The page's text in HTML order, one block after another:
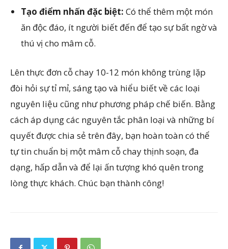
Tạo điểm nhấn đặc biệt: Có thể thêm một món
ăn độc đáo, ít người biết đến để tạo sự bất ngờ và
thú vị cho mâm cỗ.
Lên thực đơn cỗ chay 10-12 món không trùng lặp
đòi hỏi sự tỉ mỉ, sáng tạo và hiểu biết về các loại
nguyên liệu cũng như phương pháp chế biến. Bằng
cách áp dụng các nguyên tắc phân loại và những bí
quyết được chia sẻ trên đây, bạn hoàn toàn có thể
tự tin chuẩn bị một mâm cỗ chay thịnh soạn, đa
dạng, hấp dẫn và để lại ấn tượng khó quên trong
lòng thực khách. Chúc bạn thành công!